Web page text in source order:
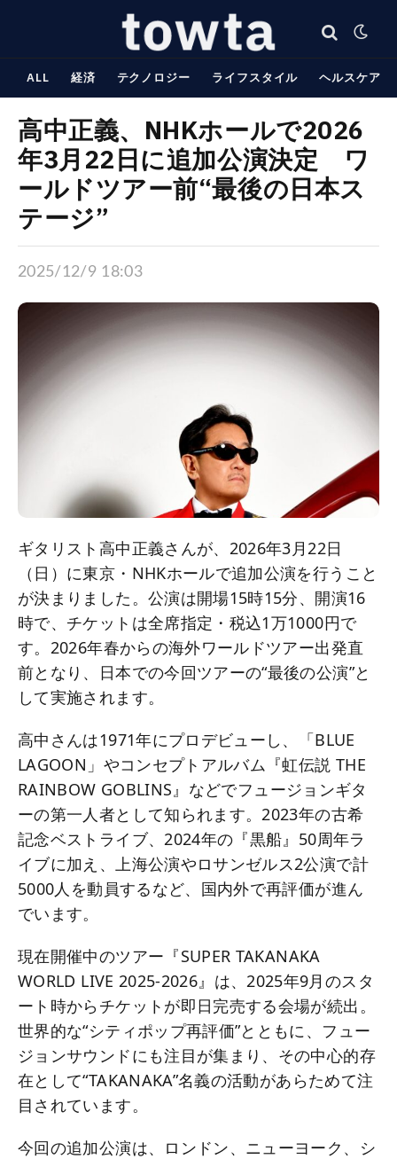
ALL 経済 テクノロジー ライフスタイル ヘルスケア
高中正義、NHKホールで2026
年3月22日に追加公演決定 ワ
ールドツアー前“最後の日本ス
テージ”
2025/12/9 18:03
ギタリスト高中正義さんが、2026年3月22日
（日）に東京・NHKホールで追加公演を行うこと
が決まりました。公演は開場15時15分、開演16
時で、チケットは全席指定・税込1万1000円で
す。2026年春からの海外ワールドツアー出発直
前となり、日本での今回ツアーの“最後の公演”と
して実施されます。
高中さんは1971年にプロデビューし、「BLUE
LAGOON」やコンセプトアルバム『虹伝説 THE
RAINBOW GOBLINS』などでフュージョンギタ
ーの第一人者として知られます。2023年の古希
記念ベストライブ、2024年の『黒船』50周年ラ
イブに加え、上海公演やロサンゼルス2公演で計
5000人を動員するなど、国内外で再評価が進ん
でいます。
現在開催中のツアー『SUPER TAKANAKA
WORLD LIVE 2025-2026』は、2025年9月のスタ
ート時からチケットが即日完売する会場が続出。
世界的な“シティポップ再評価”とともに、フュー
ジョンサウンドにも注目が集まり、その中心的存
在として“TAKANAKA”名義の活動があらためて注
目されています。
今回の追加公演は、ロンドン、ニューヨーク、シ